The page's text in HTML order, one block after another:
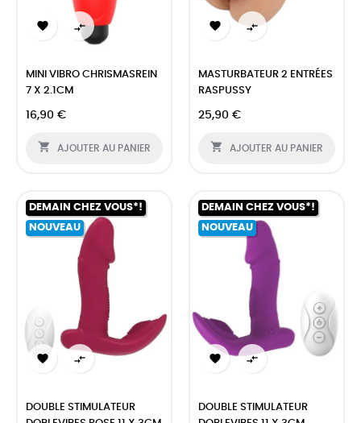
 
MINI VIBRO CHRISMASREIN
7 X 2.1CM
16,90 €
 AJOUTER AU PANIER
 
MASTURBATEUR 2 ENTRÉES
RASPUSSY
25,90 €
 AJOUTER AU PANIER
DEMAIN CHEZ VOUS*!
NOUVEAU
 
DOUBLE STIMULATEUR
DEMAIN CHEZ VOUS*!
NOUVEAU
 
DOUBLE STIMULATEUR